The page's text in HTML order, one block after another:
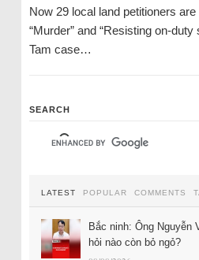
Now 29 local land petitioners
“Murder” and “Resisting on-
Tam case…
SEARCH
LATEST POPULAR COMMENTS
Bắc ninh: Ông Nguyễn
hỏi nào còn bỏ ngỏ?